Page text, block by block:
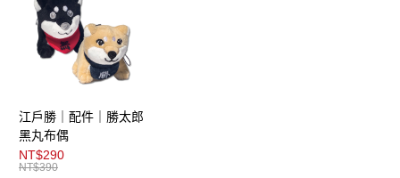
LINE Pay
AFTEE先享後付
【關於「AFTEE先享後付」】
便利好安心！
１．簡單：不需註冊會員、不需綁卡、不需儲值。
２．便利：只要手機號碼，簡訊認證，即可結帳。
３．安心：先確認商品／服務後，再付款。
運送方式
全家取貨付款
江戶勝｜配件｜勝太郎
黑丸布偶
NT$290
NT$390